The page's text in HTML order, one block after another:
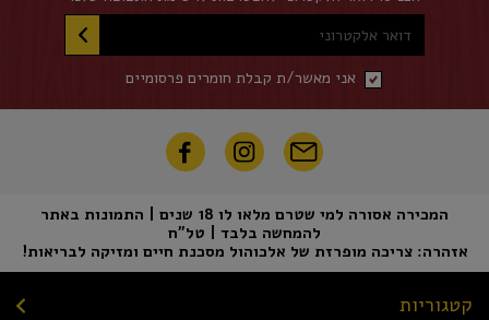
דואר אלקטרוני
אני מאשר/ת קבלת חומרים פרסומיים
המכירה אסורה למי שטרם מלאו לו 18 שנים | התמונות באתר
להמחשה בלבד | טל"ח
אזהרה: צריכה מופרזת של אלכוהול מסכנת חיים ומזיקה לבריאות!
קטגוריות